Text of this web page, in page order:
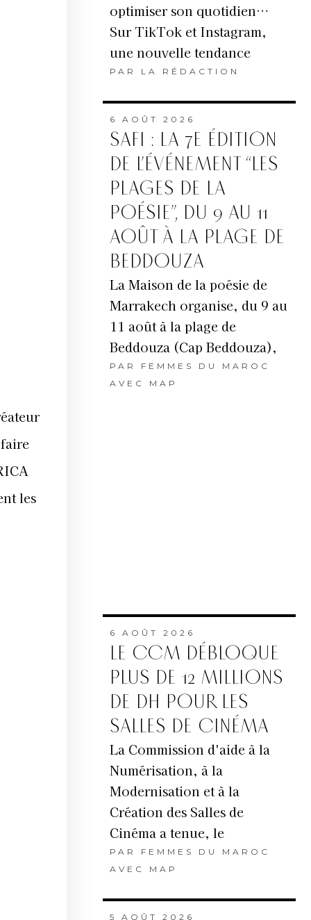
les
optimiser son quotidien…
Sur TikTok et Instagram,
une nouvelle tendance
PAR LA RÉDACTION
6 AOÛT 2026
SAFI : LA 7E ÉDITION
DE L’ÉVÉNEMENT “LES
PLAGES DE LA
POÉSIE”, DU 9 AU 11
AOÛT À LA PLAGE DE
BEDDOUZA
La Maison de la poésie de
Marrakech organise, du 9 au
11 août à la plage de
Beddouza (Cap Beddouza),
PAR FEMMES DU MAROC
AVEC MAP
6 AOÛT 2026
LE CCM DÉBLOQUE
PLUS DE 12 MILLIONS
DE DH POUR LES
SALLES DE CINÉMA
La Commission d'aide à la
Numérisation, à la
Modernisation et à la
Création des Salles de
Cinéma a tenue, le
PAR FEMMES DU MAROC
AVEC MAP
5 AOÛT 2026